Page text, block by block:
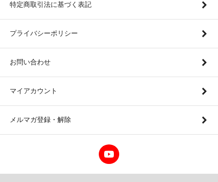
特定商取引法に基づく表記
プライバシーポリシー
お問い合わせ
マイアカウント
メルマガ登録・解除